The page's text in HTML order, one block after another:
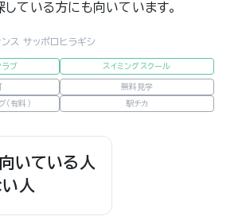
ている方にも向いています。
ス サッポロヒラギシ
ラブ スイミングスクール
無料見学
（有料） 駅チカ
いている人
人